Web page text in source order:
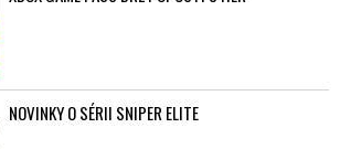
NOVINKY O SÉRII SNIPER ELITE